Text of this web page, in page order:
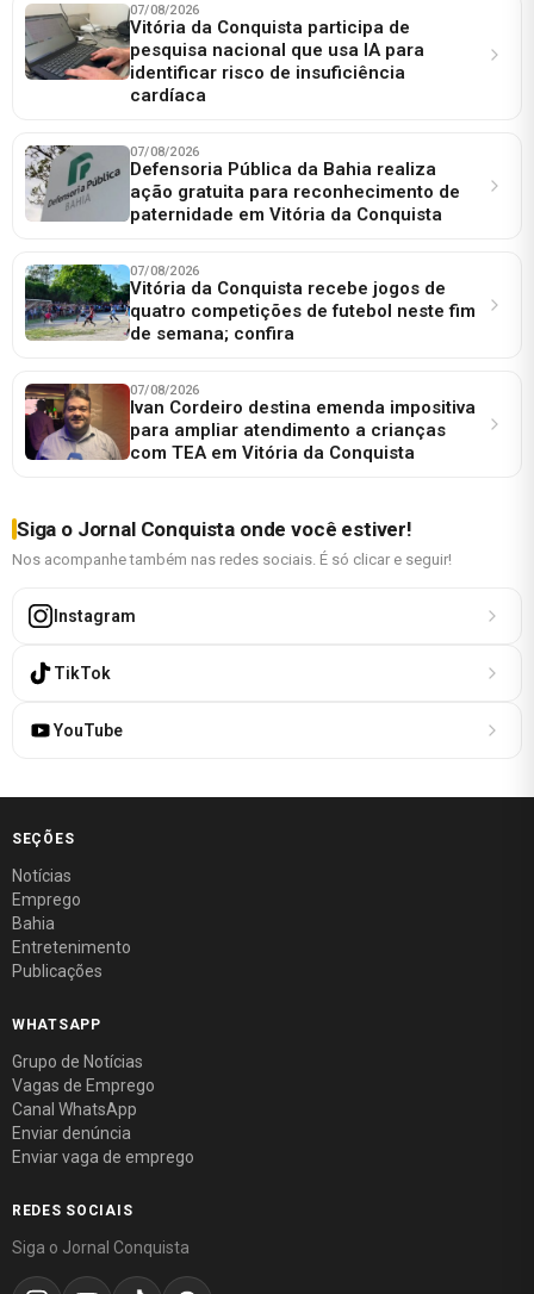
07/08/2026
Vitória da Conquista participa de
pesquisa nacional que usa IA para
identificar risco de insuficiência
cardíaca
07/08/2026
Defensoria Pública da Bahia realiza
ação gratuita para reconhecimento de
paternidade em Vitória da Conquista
07/08/2026
Vitória da Conquista recebe jogos de
quatro competições de futebol neste fim
de semana; confira
07/08/2026
Ivan Cordeiro destina emenda impositiva
para ampliar atendimento a crianças
com TEA em Vitória da Conquista
Siga o Jornal Conquista onde você estiver!
Nos acompanhe também nas redes sociais. É só clicar e seguir!
Instagram
TikTok
YouTube
SEÇÕES
Notícias
Emprego
Bahia
Entretenimento
Publicações
WHATSAPP
Grupo de Notícias
Vagas de Emprego
Canal WhatsApp
Enviar denúncia
Enviar vaga de emprego
REDES SOCIAIS
Siga o Jornal Conquista